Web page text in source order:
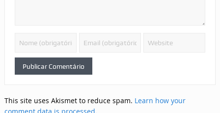
This site uses Akismet to reduce spam. Learn how your
comment data is processed.